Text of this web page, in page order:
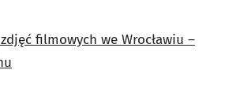
filmowych we Wrocławiu –